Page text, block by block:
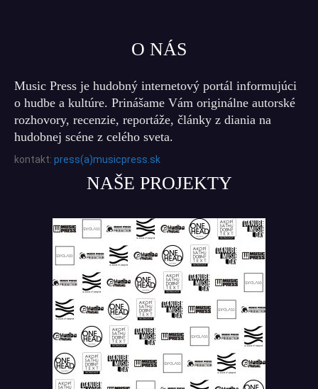
O NÁS
Music Press je hudobný internetový portál informujúci
o hudbe a kultúre. Prinášame Vám originálne autorské
rozhovory, recenzie, reportáže, články z diania na
hudobnej scéne z celého sveta.
kontakt: press(a)musicpress.sk
NAŠE PROJEKTY